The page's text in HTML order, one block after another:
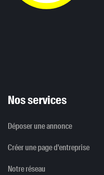
Nos services
Déposer une annonce
Créer une page d'entreprise
Notre réseau